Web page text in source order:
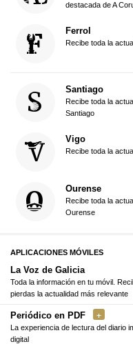
destacada de A
Ferrol
Recibe toda la
Santiago
Recibe toda la
Santiago
Vigo
Recibe toda la
Ourense
Recibe toda la
Ourense
APLICACIONES MÓVILES
La Voz de Galicia
Toda la información en tu móvil.
pierdas la actualidad más relevante
Periódico en PDF
La experiencia de lectura del diario
digital